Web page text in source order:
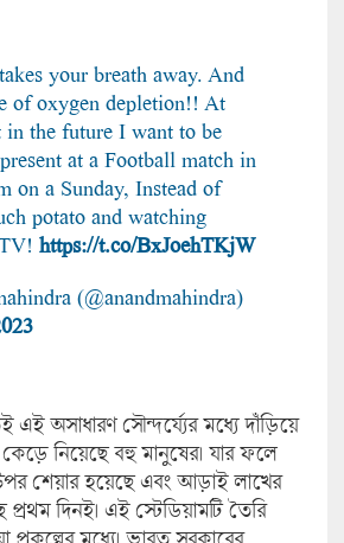
your breath away. And
of oxygen depletion!! At
in the future I want to be
at a Football match in
on a Sunday, Instead of
potato and watching
https://t.co/BxJoehTKjW
(@anandmahindra)
এই অসাধারণ সৌন্দর্য্যের মধ্যে দাঁড়িয়ে
নিয়েছে বহু মানুষের। যার ফলে
শেয়ার হয়েছে এবং আড়াই লাখের
দিনই। এই স্টেডিয়ামটি তৈরি
প্রকল্পের মধ্যে। ভারত সরকারের